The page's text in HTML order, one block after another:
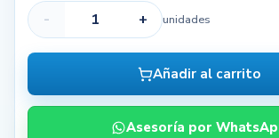
- + unidades
Añadir al carrito
Asesoría por